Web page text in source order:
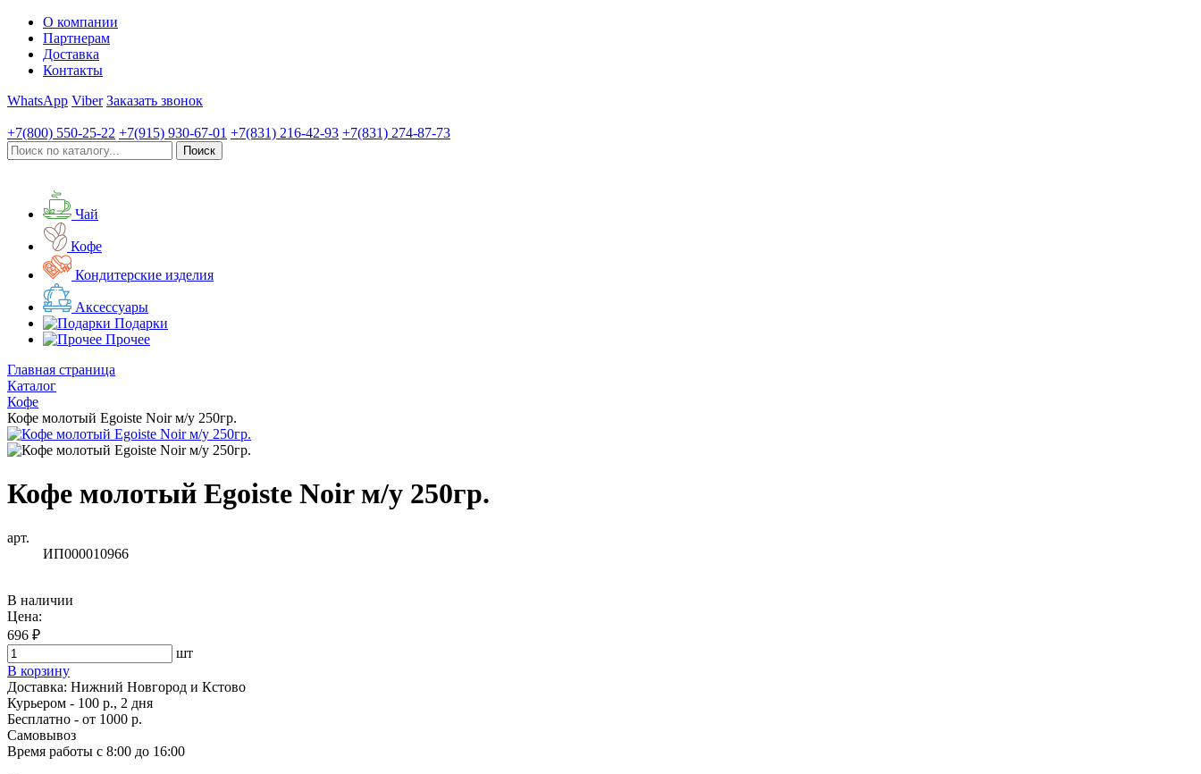
О компании
Партнерам
Доставка
Контакты
WhatsApp Viber Заказать звонок
+7(800) 550-25-22 +7(915) 930-67-01 +7(831) 216-42-93 +7(831) 274-87-73
Чай
Кофе
Кондитерские изделия
Аксессуары
Подарки
Прочее
Главная страница
Каталог
Кофе
Кофе молотый Egoiste Noir м/у 250гр.
Кофе молотый Egoiste Noir м/у 250гр.
арт.
ИП000010966
В наличии
Цена:
696 ₽
шт
В корзину
Доставка: Нижний Новгород и Кстово
Курьером - 100 р., 2 дня
Бесплатно - от 1000 р.
Самовывоз
Время работы с 8:00 до 16:00